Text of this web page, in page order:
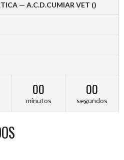
— A.C.D.CUMIAR VET ()
00
minutos
00
segundos